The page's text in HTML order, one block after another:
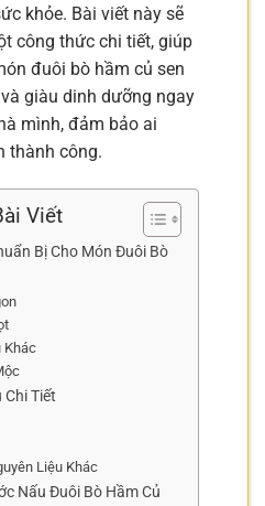
khỏe. Bài viết này sẽ
công thức chi tiết, giúp
đuôi bò hầm củ sen
giàu dinh dưỡng ngay
mình, đảm bảo ai
thành công.
Viết
Bị Cho Món Đuôi Bò
Khác
Chi Tiết
Liệu Khác
Nấu Đuôi Bò Hầm Củ